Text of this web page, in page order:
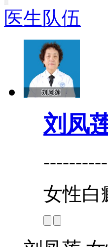
医生队伍
刘凤
女性白